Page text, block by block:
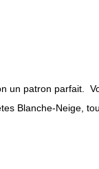
un patron parfait.
Blanche-Neige,